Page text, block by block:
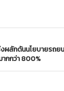
ผลักดันนโยบายรถย
ากกว่า 800%